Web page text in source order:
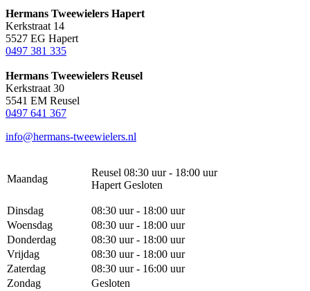
Hermans Tweewielers Hapert
Kerkstraat 14
5527 EG Hapert
0497 381 335
Hermans Tweewielers Reusel
Kerkstraat 30
5541 EM Reusel
0497 641 367
info@hermans-tweewielers.nl
Maandag
Reusel 08:30 uur - 18:00 uur
Hapert Gesloten
Dinsdag
08:30 uur - 18:00 uur
Woensdag
08:30 uur - 18:00 uur
Donderdag
08:30 uur - 18:00 uur
Vrijdag
08:30 uur - 18:00 uur
Zaterdag
08:30 uur - 16:00 uur
Zondag
Gesloten